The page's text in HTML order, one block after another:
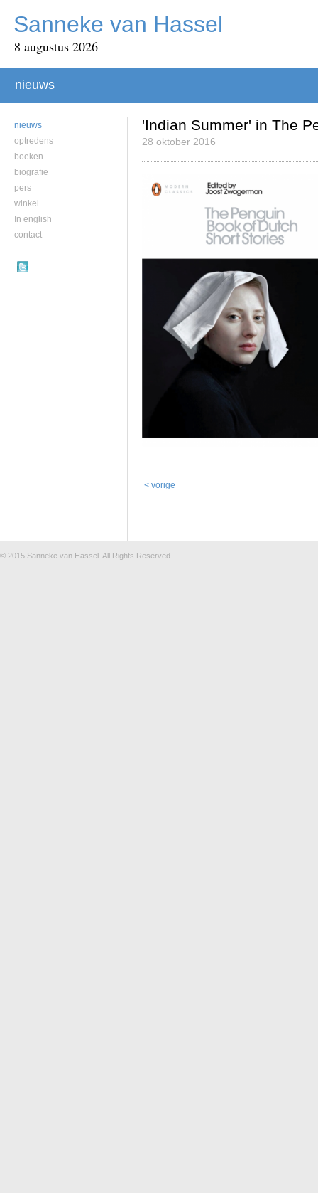
Sanneke van Hassel
8 augustus 2026
nieuws
nieuws
optredens
boeken
biografie
pers
winkel
In english
contact
'Indian Summer' in The
28 oktober 2016
< vorige
© 2015 Sanneke van Hassel . All Rights Reserved.